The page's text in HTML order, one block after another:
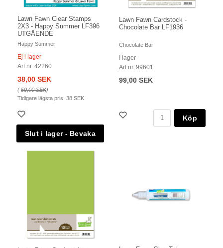
Lawn Fawn Clear Stamps
2X3 - Happy Summer LF396
UTGÅENDE
Happy Summer
Ej i lager
Art nr. 42260
38,00 SEK
(50,00 SEK)
Tidigare lägsta pris: 38 SEK
Lawn Fawn Cardstock -
Chocolate Bar LF1936
Chocolate Bar
I lager
Art nr. 99601
99,00 SEK
Köp